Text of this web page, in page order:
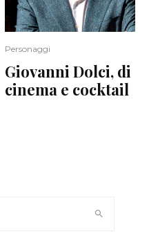
Personaggi
Giovanni Dolci, di
cinema e cocktail